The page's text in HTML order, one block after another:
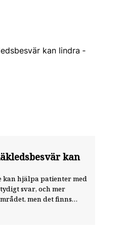
kan
kan hjälpa patienter med
svar, och mer
men det finns